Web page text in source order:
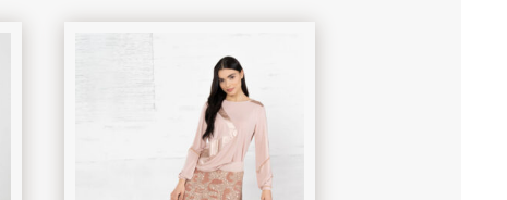
Details. Die fließenden,
dezente Spiel mit
unterschiedlichen Texturen
verleihen dem Look einen
künstlerischen Touch. Ein
interessanter Mix aus grafischen